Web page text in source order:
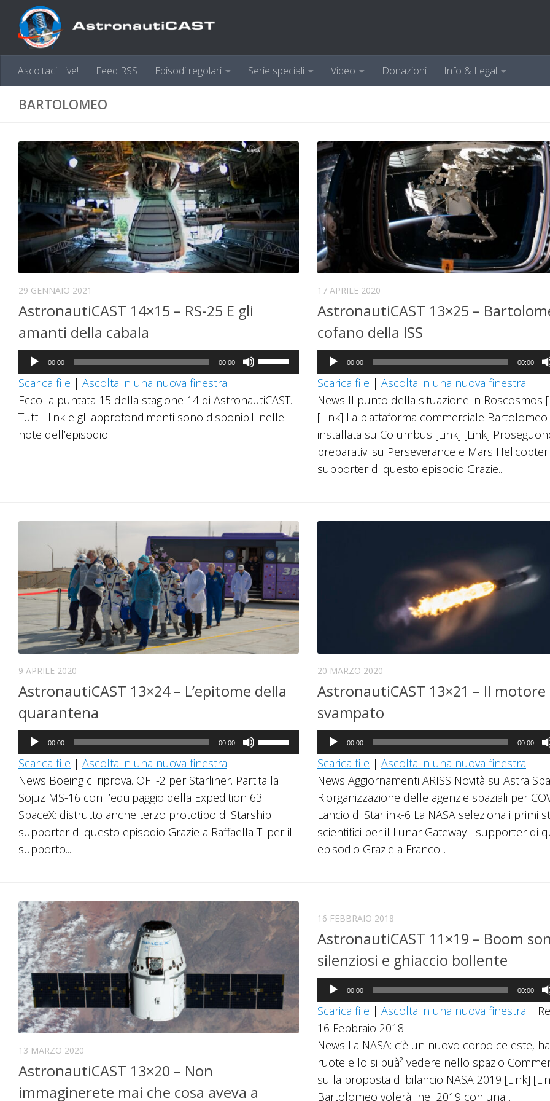
Sotto il contenuto
Ascoltaci Live! Feed RSS Episodi regolari Serie speciali Video Donazioni Info & Legal
BARTOLOMEO
29 GENNAIO 2021
AstronautiCAST 14×15 – RS-25 E gli
amanti della cabala
Audio
Player
00:00 00:00
Usa
i
volume.
Scarica file | Ascolta in una nuova finestra
Ecco la puntata 15 della stagione 14 di AstronautiCAST.
Tutti i link e gli approfondimenti sono disponibili nelle
note dell’episodio.
17 APRILE 2020
AstronautiCAST 13×25 –
cofano della ISS
Audio
Player
00:00 00:00
Scarica file | Ascolta in una nuova finestra
News Il punto della situazione in Roscosmos
[Link] La piattaforma commerciale Bartolomeo
installata su Columbus [Link] [Link]
preparativi su Perseverance e Mars Helicopter
supporter di questo episodio Grazie...
9 APRILE 2020
AstronautiCAST 13×24 – L’epitome della
quarantena
Audio
Player
00:00 00:00
Usa
i
per
aumentare
volume.
Scarica file | Ascolta in una nuova finestra
News Boeing ci riprova. OFT-2 per Starliner. Partita la
Sojuz MS-16 con l’equipaggio della Expedition 63
SpaceX: distrutto anche terzo prototipo di Starship I
supporter di questo episodio Grazie a Raffaella T. per il
supporto....
20 MARZO 2020
AstronautiCAST 13×21 – Il motore
svampato
Audio
Player
00:00 00:00
Scarica file | Ascolta in una nuova finestra
News Aggiornamenti ARISS Novità su Astra
Riorganizzazione delle agenzie spaziali per
Lancio di Starlink-6 La NASA seleziona i primi
scientifici per il Lunar Gateway I supporter di
episodio Grazie a Franco...
13 MARZO 2020
AstronautiCAST 13×20 – Non
immaginerete mai che cosa aveva a
16 FEBBRAIO 2018
AstronautiCAST 11×19 – Boom
silenziosi e ghiaccio bollente
Audio
Player
00:00 00:00
Scarica file | Ascolta in una nuova finestra |
16 Febbraio 2018
News La NASA: c’è un nuovo corpo celeste,
ruote e lo si puà² vedere nello spazio
sulla proposta di bilancio NASA 2019 [Link]
Bartolomeo volerà nel 2019 con una...